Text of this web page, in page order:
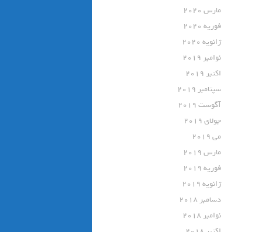
مارس 2020
فوریه 2020
ژانویه 2020
نوامبر 2019
اکتبر 2019
سپتامبر 2019
آگوست 2019
جولای 2019
می 2019
مارس 2019
فوریه 2019
ژانویه 2019
دسامبر 2018
نوامبر 2018